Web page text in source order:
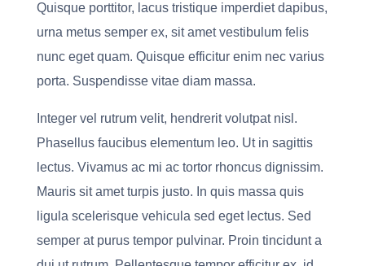
Quisque porttitor, lacus tristique imperdiet dapibus,
urna metus semper ex, sit amet vestibulum felis
nunc eget quam. Quisque efficitur enim nec varius
porta. Suspendisse vitae diam massa.
Integer vel rutrum velit, hendrerit volutpat nisl.
Phasellus faucibus elementum leo. Ut in sagittis
lectus. Vivamus ac mi ac tortor rhoncus dignissim.
Mauris sit amet turpis justo. In quis massa quis
ligula scelerisque vehicula sed eget lectus. Sed
semper at purus tempor pulvinar. Proin tincidunt a